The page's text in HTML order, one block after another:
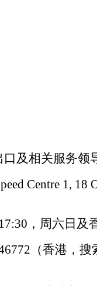
及相关服务领
Centre 1, 18
，周六日及
（香港，搜